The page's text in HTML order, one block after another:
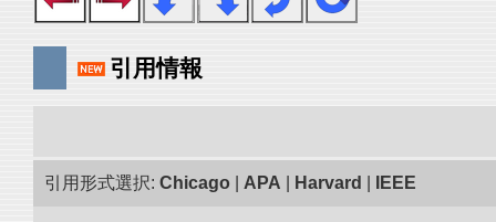
引用情報
引用形式選択: Chicago APA Harvard IEEE